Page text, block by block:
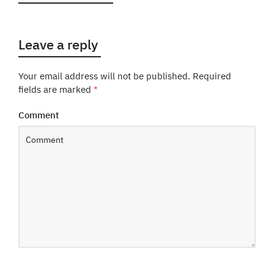
Leave a reply
Your email address will not be published. Required
fields are marked *
Comment